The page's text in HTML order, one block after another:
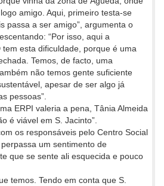
amigo. Aqui, primeiro testa-se
passa a ser amigo”, argumenta o
“Por isso, aqui a
tem esta dificuldade, porque é uma
Temos, de facto, uma
não temos gente suficiente
apesar de ser algo já
pessoas”.
ERPI valeria a pena, Tânia Almeida
é viável em S. Jacinto”.
os responsáveis pelo Centro Social
um sentimento de
que se sente ali esquecida e pouco
temos. Tendo em conta que S.